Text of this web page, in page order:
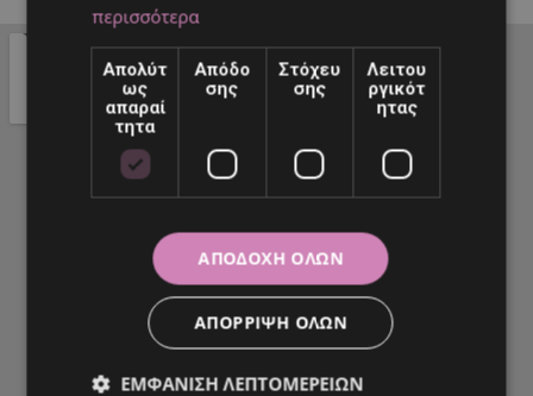
περισσότερα
Απολύτ
ως
απαραί
τητα
Απόδο
σης
Στόχευ
σης
Λειτου
ργικότ
ητας
ΑΠΟΔΟΧΉ ΌΛΩΝ
ΑΠΌΡΡΙΨΗ ΌΛΩΝ
ΕΜΦΆΝΙΣΗ ΛΕΠΤΟΜΕΡΕΙΏΝ